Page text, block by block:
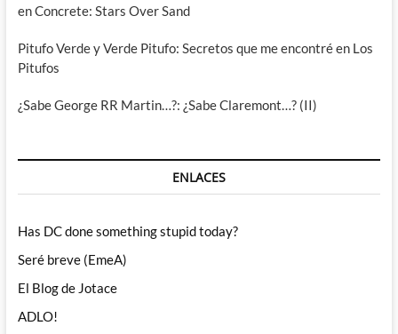
en Concrete: Stars Over Sand
Pitufo Verde y Verde Pitufo: Secretos que me encontré en Los
Pitufos
¿Sabe George RR Martin…?: ¿Sabe Claremont…? (II)
ENLACES
Has DC done something stupid today?
Seré breve (EmeA)
El Blog de Jotace
ADLO!